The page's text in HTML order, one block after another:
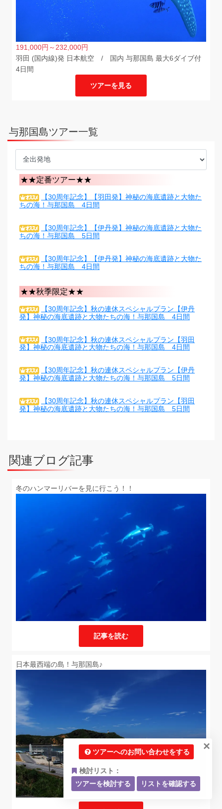
191,000円 ～232,000円
羽田 (国内線)発 日本航空 / 国内 与那国島 最大6ダイブ付
4日間
ツアーを見る
与那国島ツアー一覧
★★定番ツアー★★
【30周年記念】【羽田発】神秘の海底遺跡と大物た
ちの海！与那国島 4日間
【30周年記念】【伊丹発】神秘の海底遺跡と大物た
ちの海！与那国島 5日間
【30周年記念】【伊丹発】神秘の海底遺跡と大物た
ちの海！与那国島 4日間
★★秋季限定★★
【30周年記念】秋の連休スペシャルプラン【伊丹
発】神秘の海底遺跡と大物たちの海！与那国島 4日間
【30周年記念】秋の連休スペシャルプラン【羽田
発】神秘の海底遺跡と大物たちの海！与那国島 4日間
【30周年記念】秋の連休スペシャルプラン【伊丹
発】神秘の海底遺跡と大物たちの海！与那国島 5日間
【30周年記念】秋の連休スペシャルプラン【羽田
発】神秘の海底遺跡と大物たちの海！与那国島 5日間
関連ブログ記事
冬のハンマーリバーを見に行こう！！
記事を読む
日本最西端の島！与那国島♪
×
ツアーへのお問い合わせをする
検討リスト：
ツアーを検討する
リストを確認する